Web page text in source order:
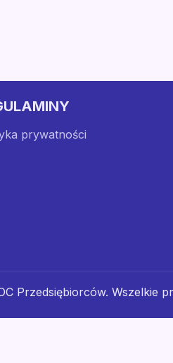
prywatności
Przedsiębiorców. Wszelkie